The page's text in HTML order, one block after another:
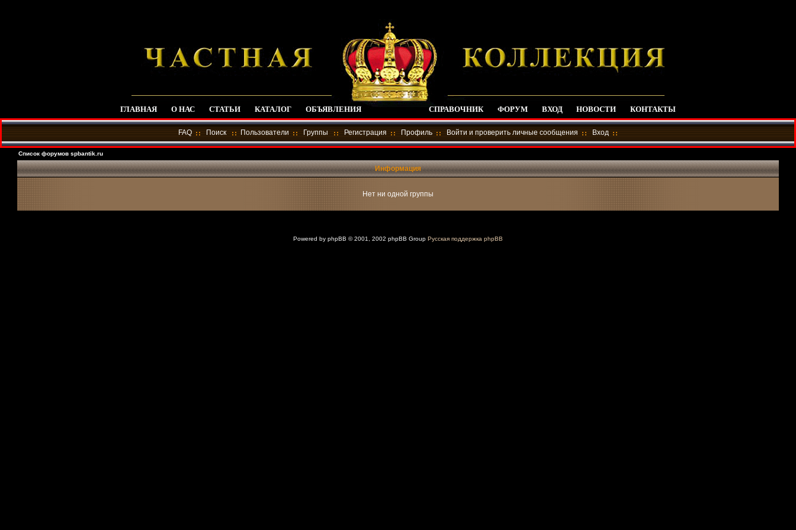
ГЛАВНАЯ О НАС СТАТЬИ КАТАЛОГ ОБЪЯВЛЕНИЯ СПРАВОЧНИК ФОРУМ ВХОД НОВОСТИ КОНТАКТЫ
FAQ Поиск Пользователи Группы Регистрация Профиль Войти и проверить личные сообщения Вход
Список форумов spbantik.ru
Информация
Нет ни одной группы
Powered by phpBB © 2001, 2002 phpBB Group Русская поддержка phpBB